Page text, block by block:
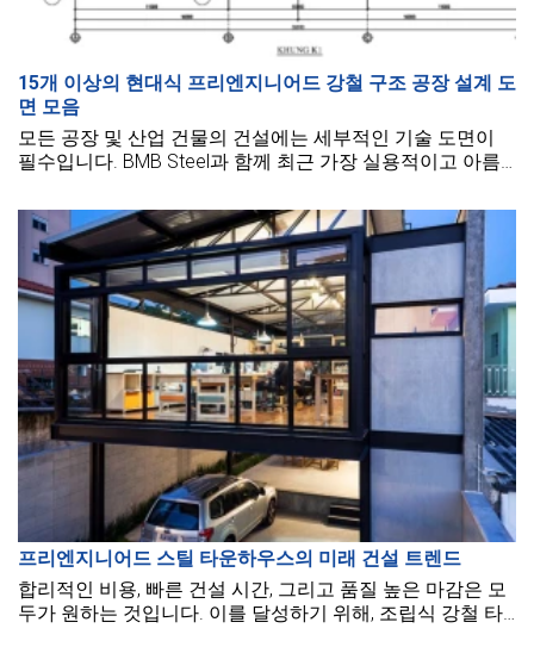
15개 이상의 현대식 프리엔지니어드 강철 구조 공장 설계 도
면 모음
모든 공장 및 산업 건물의 건설에는 세부적인 기술 도면이
필수입니다. BMB Steel과 함께 최근 가장 실용적이고 아름
요.
프리엔지니어드 스틸 타운하우스의 미래 건설 트렌드
합리적인 비용, 빠른 건설 시간, 그리고 품질 높은 마감은 모
두가 원하는 것입니다. 이를 달성하기 위해, 조립식 강철 타